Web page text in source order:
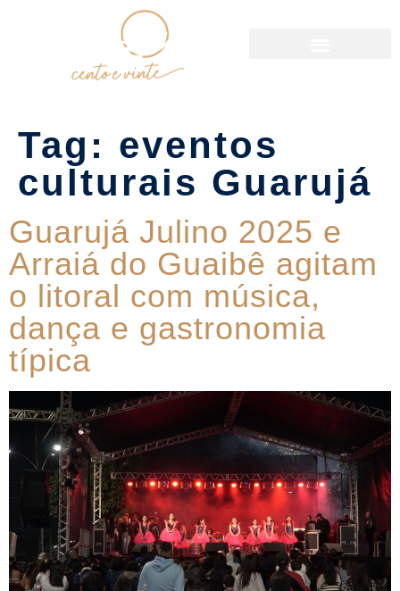
Tag: eventos
culturais Guarujá
Guarujá Julino 2025 e
Arraiá do Guaibê agitam
o litoral com música,
dança e gastronomia
típica